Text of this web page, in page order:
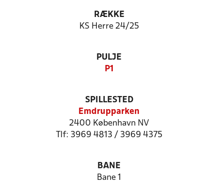
RÆKKE
KS Herre 24/25
PULJE
P1
SPILLESTED
Emdrupparken
2400 København NV
Tlf: 3969 4813 / 3969 4375
BANE
Bane 1